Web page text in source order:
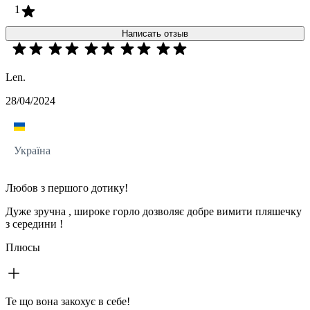
1
Написать отзыв
Len.
28/04/2024
Україна
Любов з першого дотику!
Дуже зручна , широке горло дозволяє добре вимити пляшечку
з середини !
Плюсы
Те що вона закохує в себе!